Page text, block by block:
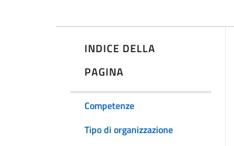
INDICE DELLA
PAGINA
Competenze
Tipo di organizzazione